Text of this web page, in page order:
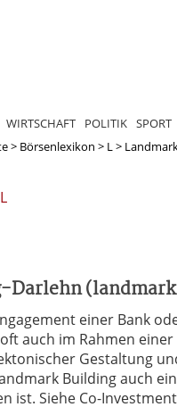
WIRTSCHAFT POLITIK SPORT
> Börsenlexikon > L>
Darlehn
einer Bank
auch im Rahmen
Gestaltung
Building auch
ist. Siehe Co-